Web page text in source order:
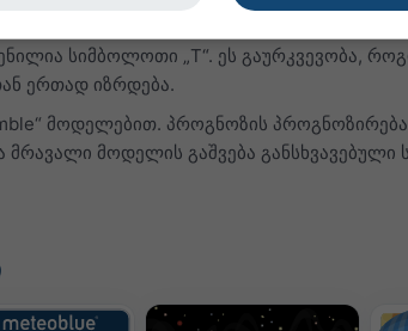
სიმბოლოთი „T“. ეს გაურკვევობა,
ერთად იზრდება.
მოდელებით. პროგნოზის
მრავალი მოდელის გაშვება განსხვავებული